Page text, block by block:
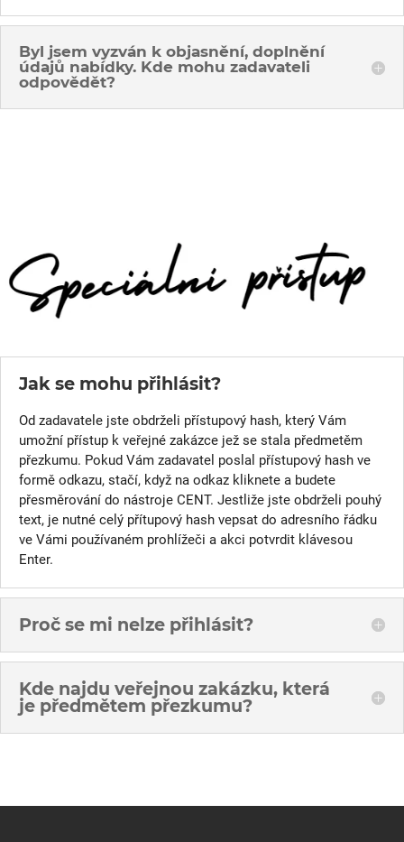
Byl jsem vyzván k objasnění, doplnění
údajů nabídky. Kde mohu zadavateli
odpovědět?
Jak se mohu přihlásit?
Od zadavatele jste obdrželi přístupový hash, který Vám
umožní přístup k veřejné zakázce jež se stala předmetěm
přezkumu. Pokud Vám zadavatel poslal přístupový hash ve
formě odkazu, stačí, když na odkaz kliknete a budete
přesměrování do nástroje CENT. Jestliže jste obdrželi pouhý
text, je nutné celý přítupový hash vepsat do adresního řádku
ve Vámi používaném prohlížeči a akci potvrdit klávesou
Enter.
Proč se mi nelze přihlásit?
Kde najdu veřejnou zakázku, která
je předmětem přezkumu?